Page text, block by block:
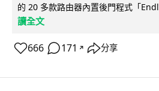
的 20 多款路由器內置後門程式「
讀全文
666 171 ↗ 分享